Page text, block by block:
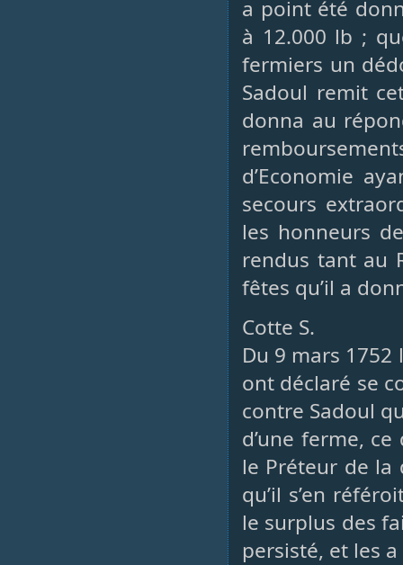
a point été
à 12.000 lb ;
fermiers un
Sadoul remit
donna au
d’Economie
secours
les honneurs
rendus tant au
fêtes qu’il a
Cotte S.
Du 9 mars 1752
ont déclaré se
contre Sadoul
d’une ferme,
le Préteur de la
qu’il s’en
le surplus des
persisté, et les